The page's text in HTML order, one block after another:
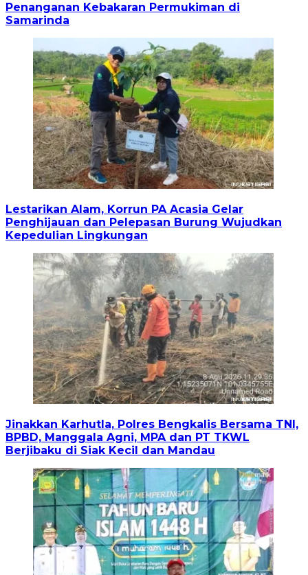
Penanganan Kebakaran Permukiman di
Samarinda
Lestarikan Alam, Korrun PA Acasia Gelar
Penghijauan dan Pelepasan Burung Wujudkan
Kepedulian Lingkungan
Jinakkan Karhutla, Polres Bengkalis Bersama TNI,
BPBD, Manggala Agni, MPA dan PT TKWL
Berjibaku di Siak Kecil dan Mandau